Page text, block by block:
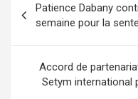
de
l’article
Patience Dabany
semaine pour la
Accord de
Setym international